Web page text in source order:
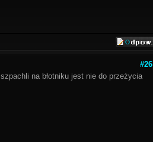
#26
na błotniku jest nie do przeżycia